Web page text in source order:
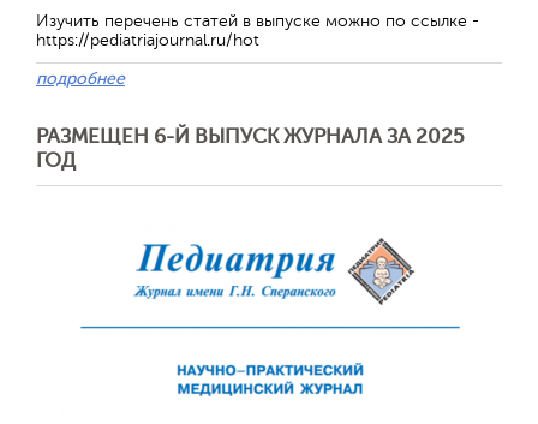
Изучить перечень статей в выпуске можно по ссылке -
https://pediatriajournal.ru/hot
подробнее
РАЗМЕЩЕН 6-Й ВЫПУСК ЖУРНАЛА ЗА 2025
ГОД